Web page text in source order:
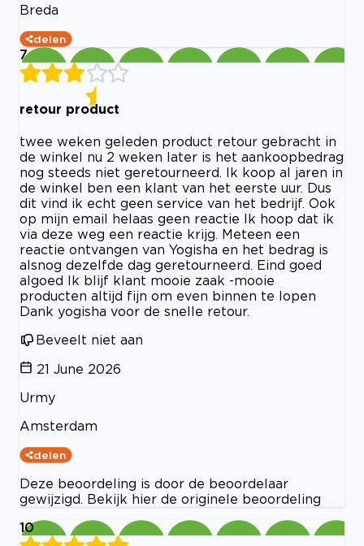
Breda
delen
7
retour product
twee weken geleden product retour gebracht in
de winkel nu 2 weken later is het aankoopbedrag
nog steeds niet geretourneerd. Ik koop al jaren in
de winkel ben een klant van het eerste uur. Dus
dit vind ik echt geen service van het bedrijf. Ook
op mijn email helaas geen reactie Ik hoop dat ik
via deze weg een reactie krijg. Meteen een
reactie ontvangen van Yogisha en het bedrag is
alsnog dezelfde dag geretourneerd. Eind goed
algoed Ik blijf klant mooie zaak -mooie
producten altijd fijn om even binnen te lopen
Dank yogisha voor de snelle retour.
Beveelt niet aan
21 June 2026
Urmy
Amsterdam
delen
Deze beoordeling is door de beoordelaar
gewijzigd. Bekijk hier de originele beoordeling
10